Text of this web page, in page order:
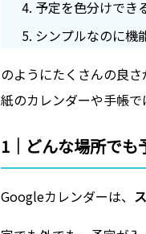
予定を色分けでき
シンプルなのに機
のようにたくさんの良
紙のカレンダーや手帳
1｜どんな場所でも
Googleカレンダーは、